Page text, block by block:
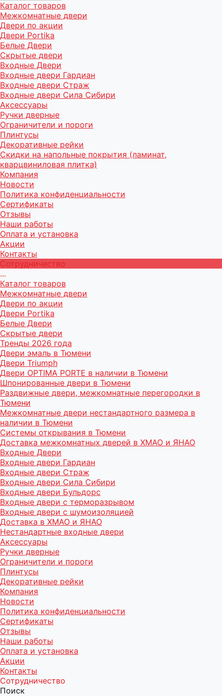
Каталог товаров
Межкомнатные двери
Двери по акции
Двери Portika
Белые Двери
Скрытые двери
Входные Двери
Входные двери Гардиан
Входные двери Страж
Входные двери Сила Сибири
Аксессуары
Ручки дверные
Ограничители и пороги
Плинтусы
Декоративные рейки
Скидки на напольные покрытия (ламинат,
кварцвиниловая плитка)
Компания
Новости
Политика конфиденциальности
Сертификаты
Отзывы
Наши работы
Оплата и установка
Акции
Контакты
Сотрудничество
...
Каталог товаров
Межкомнатные двери
Двери по акции
Двери Portika
Белые Двери
Скрытые двери
Тренды 2026 года
Двери эмаль в Тюмени
Двери Triumph
Двери OPTIMA PORTE в наличии в Тюмени
Шпонированные двери в Тюмени
Раздвижные двери, межкомнатные перегородки в
Тюмени
Межкомнатные двери нестандартного размера в
наличии в Тюмени
Системы открывания в Тюмени
Доставка межкомнатных дверей в ХМАО и ЯНАО
Входные Двери
Входные двери Гардиан
Входные двери Страж
Входные двери Сила Сибири
Входные двери Бульдорс
Входные двери с терморазрывом
Входные двери с шумоизоляцией
Доставка в ХМАО и ЯНАО
Нестандартные входные двери
Аксессуары
Ручки дверные
Ограничители и пороги
Плинтусы
Декоративные рейки
Компания
Новости
Политика конфиденциальности
Сертификаты
Отзывы
Наши работы
Оплата и установка
Акции
Контакты
Сотрудничество
Поиск